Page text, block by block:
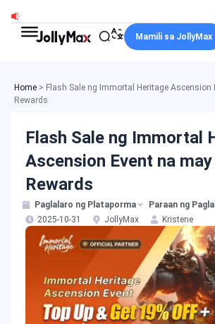
content
Mamili sa JollyMax
Home > Flash Sale ng Immortal Heritage Ascension
Rewards
Flash Sale ng Immortal
Ascension Event na
Rewards
Paglalaro ng Plataporma
Paraan ng
2025-10-31
JollyMax Kristene